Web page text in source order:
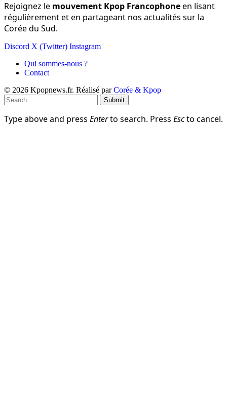
Rejoignez le mouvement Kpop Francophoneen lisant
régulièrement et en partageant nos actualités sur la
Corée du Sud.
Discord X (Twitter) Instagram
Qui sommes-nous ?
Contact
© 2026 Kpopnews.fr. Réalisé parCorée & Kpop
Submit
Type above and press Enterto search. Press Escto cancel.